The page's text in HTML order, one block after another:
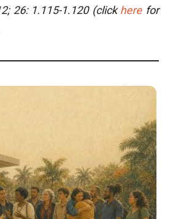
26: 1.115-1.120 (clickhere for